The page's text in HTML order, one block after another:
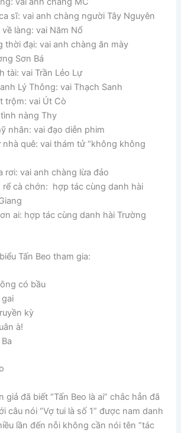
sĩ: vai anh chàng người Tây Nguyên
về làng: vai Năm Nổ
thời đại: vai anh chàng ăn mày
Sơn Bá
tài: vai Trần Lẻo Lự
Lý Thông: vai Thạch Sanh
trộm: vai Út Cò
nàng Thy
nhân: vai đạo diễn phim
nhà quê: vai thám tử “không không
rơi: vai anh chàng lừa đảo
rể cà chớn: hợp tác cùng danh hài
ai: hợp tác cùng danh hài Trường
Tấn Beo tham gia:
có bầu
kỳ
à!
đã biết “Tấn Beo là ai” chắc hẳn đã
câu nói “Vợ tui là số 1” được nam danh
lần đến nỗi không cần nói tên “tác